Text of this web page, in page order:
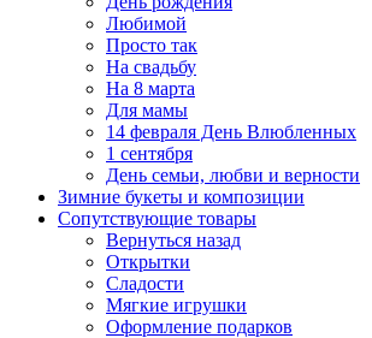
Любимой
Просто так
На свадьбу
На 8 марта
Для мамы
14 февраля День Влюбленных
1 сентября
День семьи, любви и верности
Зимние букеты и композиции
Сопутствующие товары
Вернуться назад
Открытки
Сладости
Мягкие игрушки
Оформление подарков